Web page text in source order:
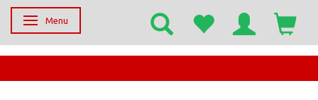
Skifte navigation
Menu